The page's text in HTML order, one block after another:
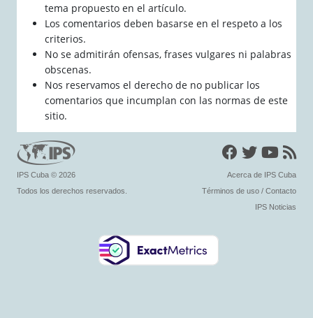
tema propuesto en el artículo.
Los comentarios deben basarse en el respeto a los
criterios.
No se admitirán ofensas, frases vulgares ni palabras
obscenas.
Nos reservamos el derecho de no publicar los
comentarios que incumplan con las normas de este
sitio.
IPS Cuba © 2026
Acerca de IPS Cuba
Todos los derechos reservados.
Términos de uso / Contacto
IPS Noticias